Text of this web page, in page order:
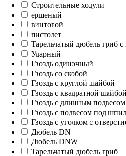
Строительные ходули
ершеный
винтовой
пистолет
Тарельчатый дюбель гриб
Ударный
Гвоздь одиночный
Гвоздь со скобой
Гвоздь с круглой шайбой
Гвоздь с квадратной шайбой
Гвоздь с длинным подвесом
Гвоздь с подвесом под
Гвоздь с уголком с
Дюбель DN
Дюбель DNW
Тарельчатый дюбель гриб